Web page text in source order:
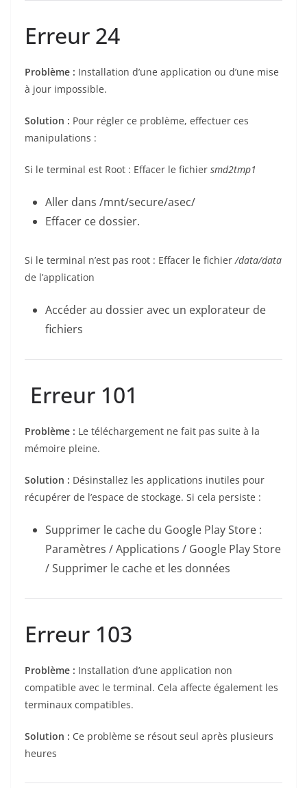
Erreur 24
Problème : Installation d’une application ou d’une mise
à jour impossible.
Solution : Pour régler ce problème, effectuer ces
manipulations :
Si le terminal est Root : Effacer le fichier smd2tmp1
Aller dans /mnt/secure/asec/
Effacer ce dossier.
Si le terminal n’est pas root : Effacer le fichier /data/data
de l’application
Accéder au dossier avec un explorateur de
fichiers
Erreur 101
Problème : Le téléchargement ne fait pas suite à la
mémoire pleine.
Solution : Désinstallez les applications inutiles pour
récupérer de l’espace de stockage. Si cela persiste :
Supprimer le cache du Google Play Store :
Paramètres / Applications / Google Play Store
/ Supprimer le cache et les données
Erreur 103
Problème : Installation d’une application non
compatible avec le terminal. Cela affecte également les
terminaux compatibles.
Solution : Ce problème se résout seul après plusieurs
heures